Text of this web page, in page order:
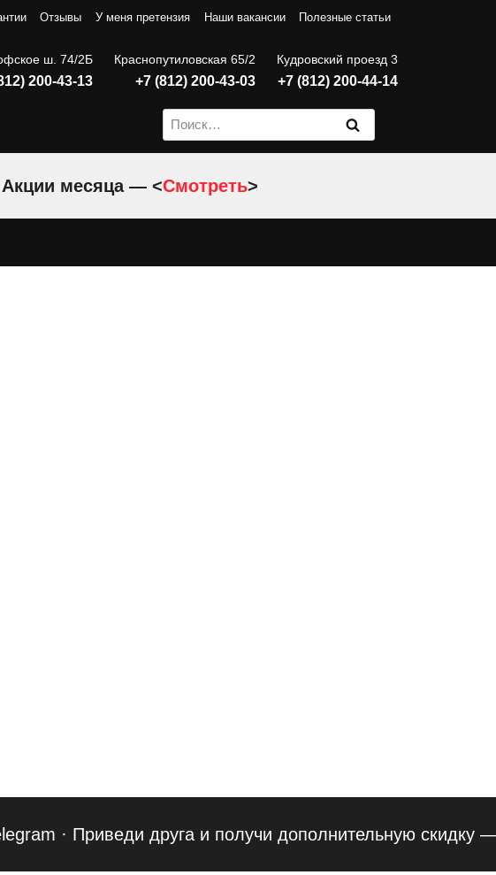
Отзывы У меня претензия Наши вакансии Полезные статьи
ш. 74/2Б
200-43-13
Краснопутиловская 65/2
+7 (812) 200-43-03
Кудровский проезд 3
+7 (812) 200-44-14
Найти:
Акции месяца — <Смотреть>
· Приведи друга и получи дополнительную скидку —